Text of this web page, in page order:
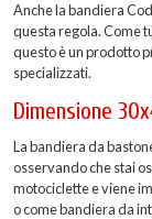
Anche la bandiera
questa regola. Come
questo è un prodotto
specializzati.
Dimensione
La bandiera da
osservando che stai
motociclette e viene
o come bandiera da